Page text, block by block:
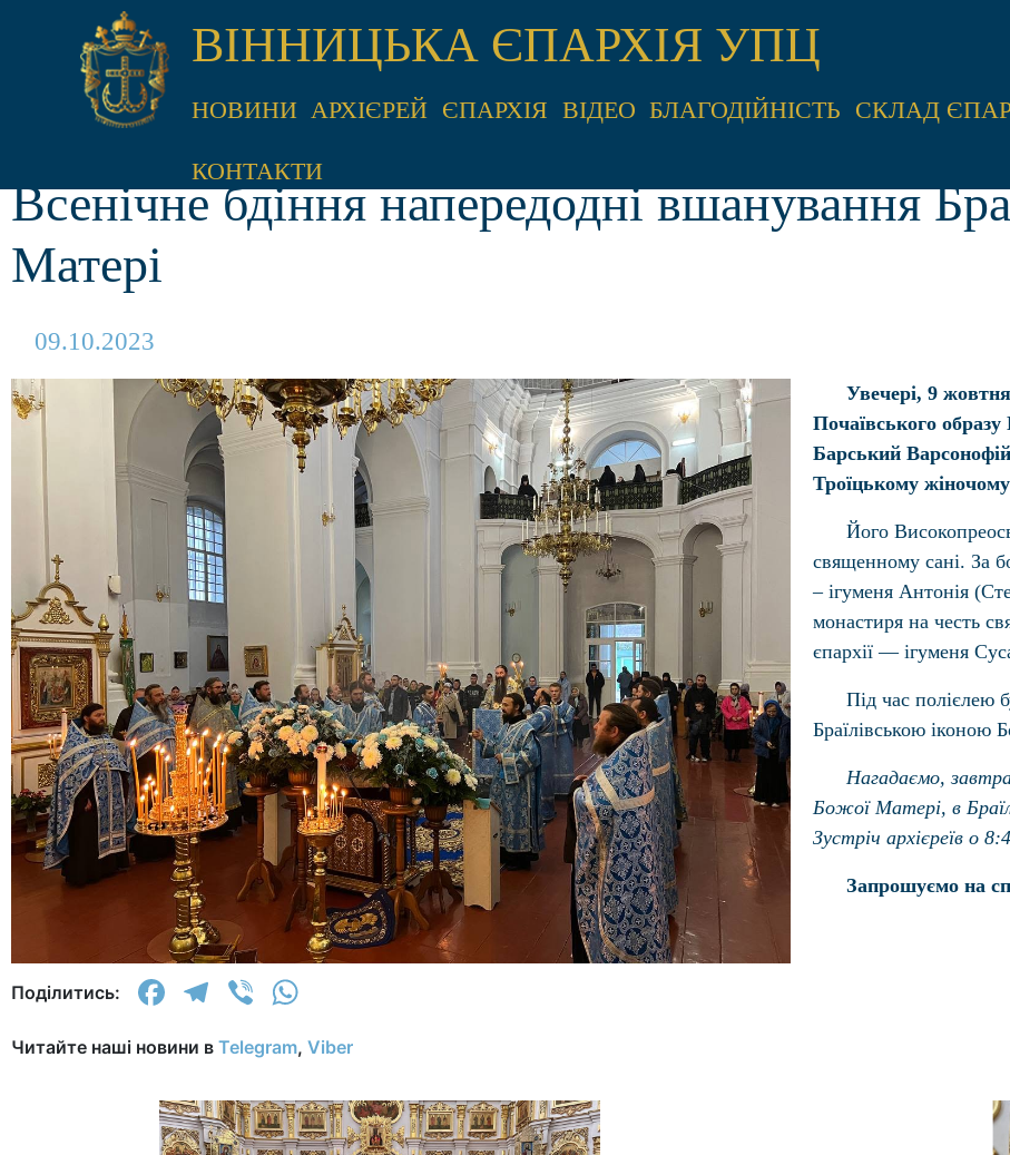
ВІННИЦЬКА ЄПАРХІЯ УПЦ
НОВИНИ АРХІЄРЕЙ ЄПАРХІЯ ВІДЕО БЛАГОДІЙНІСТЬ СКЛАД
КОНТАКТИ
Всенічне бдіння напередодні вшанування
Матері
09.10.2023
Увечері, 9
Почаївського
Барський
Троїцькому
Його
священному сані. За
– ігуменя Антонія
монастиря на честь
єпархії — ігуменя
Під час полієлею
Браїлівською іконою
Нагадаємо,
Божої Матері, в
Зустріч архієреїв о
Запрошуємо на
Поділитись: Facebook
Telegram
Viber
Читайте наші новини в Telegram, Viber